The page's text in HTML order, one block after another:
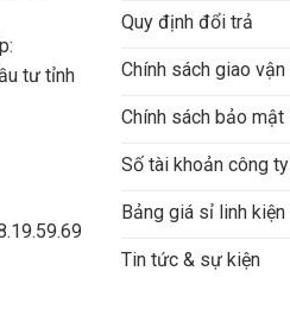
tư tỉnh
Quy định đổi trả
Chính sách giao vận
Chính sách bảo mật
Số tài khoản công ty
Bảng giá sỉ linh kiện
Tin tức & sự kiện